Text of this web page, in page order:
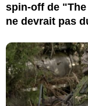
spin-off de
ne devrait pas